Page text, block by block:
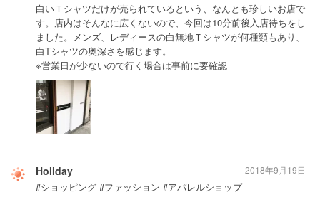
白いＴシャツだけが売られているという、なんとも珍しいお店で
す。店内はそんなに広くないので、今回は10分前後入店待ちをし
ました。メンズ、レディースの白無地Ｔシャツが何種類もあり、
白Tシャツの奥深さを感じます。
※営業日が少ないので行く場合は事前に要確認
Holiday
#ショッピング #ファッション #アパレルショップ
2018年9月19日